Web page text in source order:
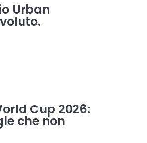
Urban
Cup 2026:
che non